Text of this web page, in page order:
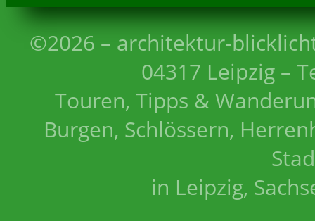
©2026 – architektur-
04317 Leipzig –
Touren, Tipps &
Burgen, Schlössern,
in Leipzig,